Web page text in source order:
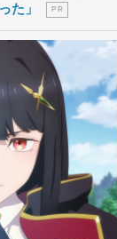
た」
P R